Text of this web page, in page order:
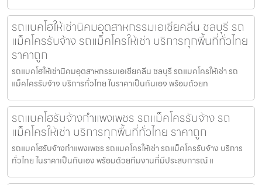
รถแบคโฮให้เช่านิคมอุตสาหกรรมเอเชียคลีน ชลบุรี รถ
แม็คโครรับจ้าง รถแม็คโครให้เช่า บริการทุกพื้นที่ทั่วไทย
ราคาถูก
รถแบคโฮให้เช่านิคมอุตสาหกรรมเอเชียคลีน ชลบุรี รถแมคโครให้เช่า รถ
แม็คโครรับจ้าง บริการทั่วไทย ในราคาเป็นกันเอง พร้อมด้วยท
รถแบคโฮรับจ้างกำแพงเพชร รถแม็คโครรับจ้าง รถ
แม็คโครให้เช่า บริการทุกพื้นที่ทั่วไทย ราคาถูก
รถแบคโฮรับจ้างกำแพงเพชร รถแมคโครให้เช่า รถแม็คโครรับจ้าง บริการ
ทั่วไทย ในราคาเป็นกันเอง พร้อมด้วยทีมงานที่มีประสบการณ์ แ